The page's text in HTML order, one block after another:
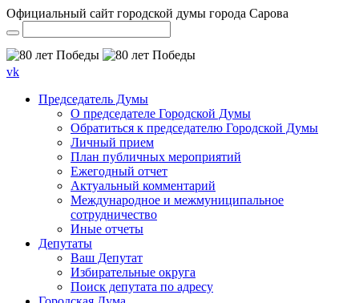
Официальный сайт городской думы города Сарова
vk
Председатель Думы
О председателе Городской Думы
Обратиться к председателю Городской Думы
Личный прием
План публичных мероприятий
Ежегодный отчет
Актуальный комментарий
Международное и межмуниципальное
сотрудничество
Иные отчеты
Депутаты
Ваш Депутат
Избирательные округа
Поиск депутата по адресу